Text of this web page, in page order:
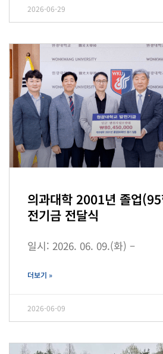
2026-06-29
의과대학 2001년 졸업
전기금 전달식
일시: 2026. 06. 09.(화) –
더보기 »
2026-06-09